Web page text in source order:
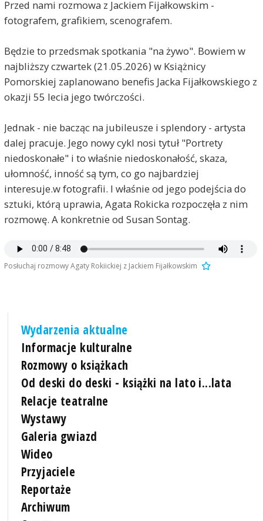
Przed nami rozmowa z Jackiem Fijałkowskim -
fotografem, grafikiem, scenografem.
Będzie to przedsmak spotkania "na żywo". Bowiem w
najbliższy czwartek (21.05.2026) w Książnicy
Pomorskiej zaplanowano benefis Jacka Fijałkowskiego z
okazji 55 lecia jego twórczości.
Jednak - nie bacząc na jubileusze i splendory - artysta
dalej pracuje. Jego nowy cykl nosi tytuł "Portrety
niedoskonałe" i to właśnie niedoskonałość, skaza,
ułomność, inność są tym, co go najbardziej
interesuje.w fotografii. I właśnie od jego podejścia do
sztuki, którą uprawia, Agata Rokicka rozpoczęła z nim
rozmowę. A konkretnie od Susan Sontag.
Posłuchaj rozmowy Agaty Rokiickiej z Jackiem Fijałkowskim
Wydarzenia aktualne
Informacje kulturalne
Rozmowy o książkach
Od deski do deski - książki na lato i...lata
Relacje teatralne
Wystawy
Galeria gwiazd
Wideo
Przyjaciele
Reportaże
Archiwum